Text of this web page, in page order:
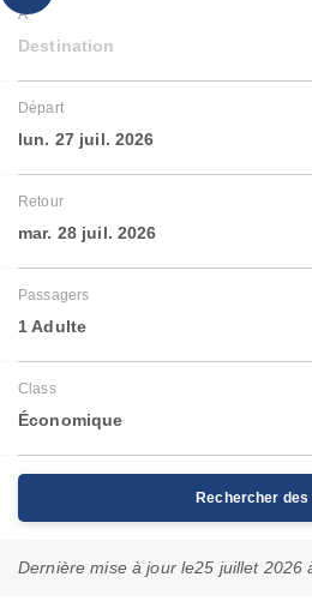
À
Destination
Départ
lun. 27 juil. 2026
Retour
mar. 28 juil. 2026
Passagers
1 Adulte
Class
Économique
Rechercher des
Dernière mise à jour le25 juillet 2026